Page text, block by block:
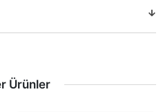
Ürünler